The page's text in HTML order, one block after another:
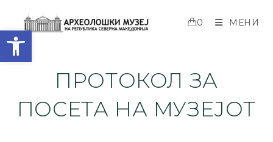
Open toolbar
0 МЕНИ
ПРОТОКОЛ ЗА
ПОСЕТА НА МУЗЕЈОТ